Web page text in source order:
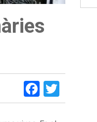
Facebook